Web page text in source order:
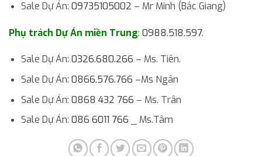
Sale Dự Án: 09735105002 – Mr Minh (Bắc Giang)
Phụ trách Dự Án miền Trung: 0988.518.597.
Sale Dự Án: 0326.680.266 – Ms. Tiên.
Sale Dự Án: 0866.576.766 –Ms Ngân
Sale Dự Án: 0868 432 766 – Ms. Trân
Sale Dự Án: 086 6011 766 _ Ms.Tâm